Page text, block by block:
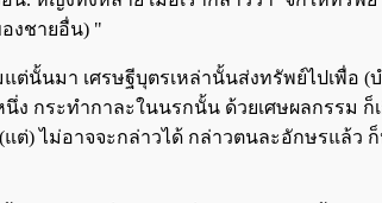
งชายอื่น) "
นั้นมา เศรษฐีบุตรเหล่านั้นส่งทรัพย์ไปเพื่อ
ง กระทำกาละในนรกนั้น ด้วยเศษผลกรรม
) ไม่อาจจะกล่าวได้ กล่าวตนละอักษรแล้ว